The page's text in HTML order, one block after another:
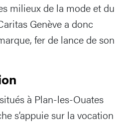
milieux de la mode et du
Genève a donc
fer de lance de son
à Plan-les-Ouates
s’appuie sur la vocation